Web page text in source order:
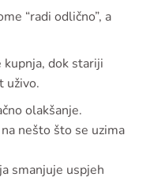
“radi odlično”, a
dok stariji
uživo.
olakšanje.
nešto što se uzima
smanjuje uspjeh